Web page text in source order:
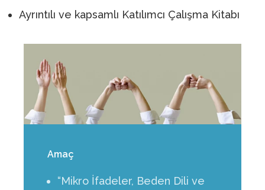
Ayrıntılı ve kapsamlı Katılımcı Çalışma Kitabı
Amaç
“Mikro İfadeler, Beden Dili ve